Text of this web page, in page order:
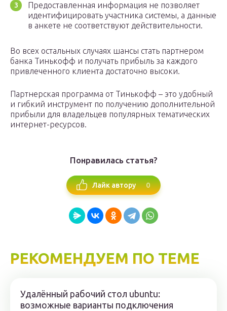
Предоставленная информация не позволяет
идентифицировать участника системы, а данные
в анкете не соответствуют действительности.
Во всех остальных случаях шансы стать партнером
банка Тинькофф и получать прибыль за каждого
привлеченного клиента достаточно высоки.
Партнерская программа от Тинькофф – это удобный
и гибкий инструмент по получению дополнительной
прибыли для владельцев популярных тематических
интернет-ресурсов.
Понравилась статья?
Лайк автору 0
РЕКОМЕНДУЕМ ПО ТЕМЕ
Удалённый рабочий стол ubuntu:
возможные варианты подключения